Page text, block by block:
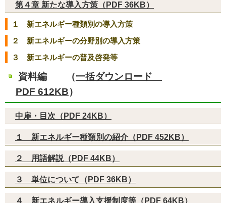
第４章 新たな導入方策（PDF 36KB）
１ 新エネルギー種類別の導入方策
２ 新エネルギーの分野別の導入方策
３ 新エネルギーの普及啓発等
資料編 （一括ダウンロード
PDF 612KB）
中扉・目次（PDF 24KB）
１ 新エネルギー種類別の紹介（PDF 452KB）
２ 用語解説（PDF 44KB）
３ 単位について（PDF 36KB）
４ 新エネルギー導入支援制度等（PDF 64KB）